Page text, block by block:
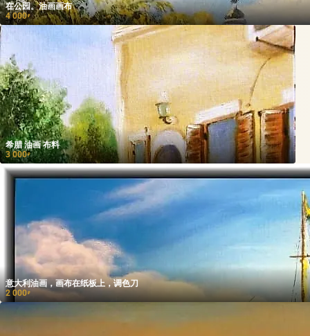
在公园。油画画布
4 000₽
希腊 油画 布料
3 000₽
意大利油画，画布在纸板上，调色刀
2 000₽